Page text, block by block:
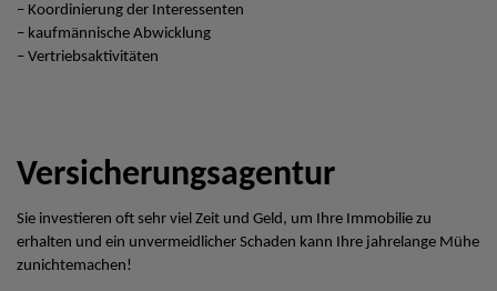
– Koordinierung der Interessenten
– kaufmännische Abwicklung
– Vertriebsaktivitäten
Versicherungsagentur
Sie investieren oft sehr viel Zeit und Geld, um Ihre Immobilie zu
erhalten und ein unvermeidlicher Schaden kann Ihre jahrelange Mühe
zunichtemachen!